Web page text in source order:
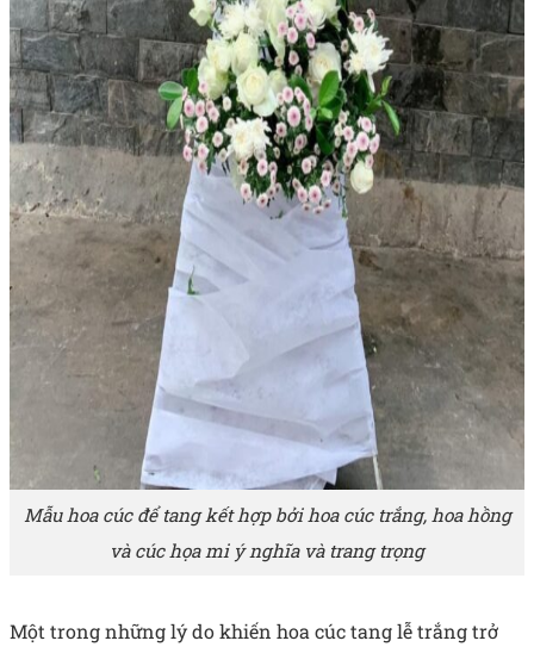
Mẫu hoa cúc để tang kết hợp bởi hoa cúc trắng, hoa hồng
và cúc họa mi ý nghĩa và trang trọng
Một trong những lý do khiến hoa cúc tang lễ trắng trở